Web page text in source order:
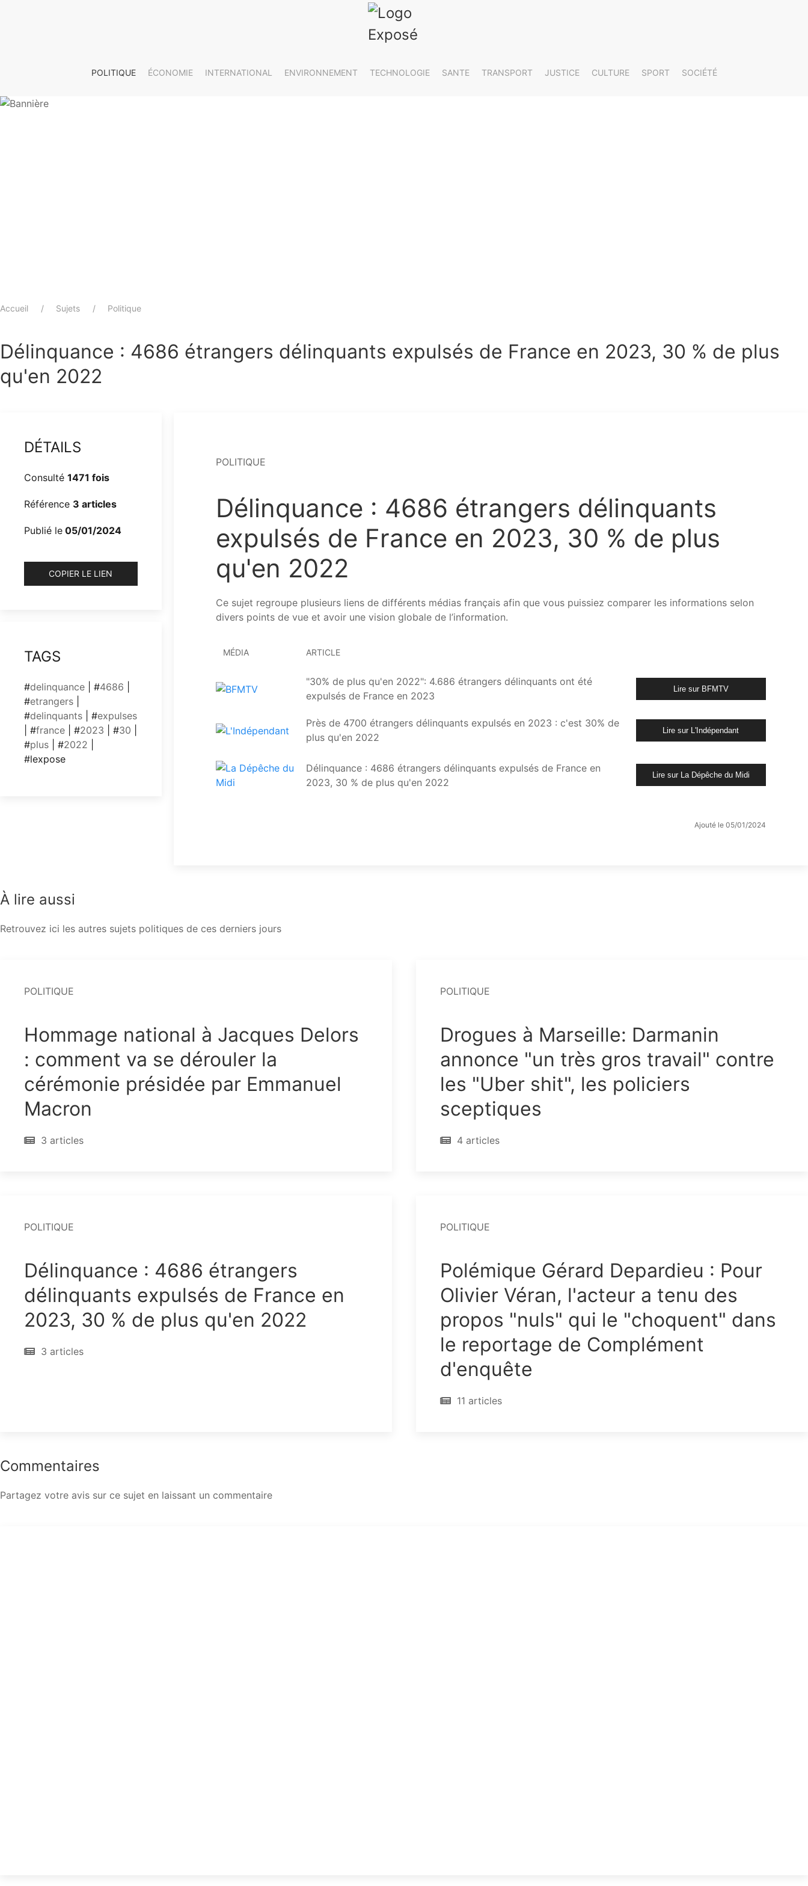
POLITIQUE ÉCONOMIE INTERNATIONAL ENVIRONNEMENT TECHNOLOGIE SANTE TRANSPORT JUSTICE CULTURE SPORT SOCIÉTÉ
Accueil Sujets Politique
Délinquance : 4686 étrangers délinquants expulsés de France en 2023, 30 % de plus
qu'en 2022
DÉTAILS
Consulté 1471 fois
Référence 3 articles
Publié le 05/01/2024
COPIER LE LIEN
TAGS
#delinquance | #4686
#etrangers
#delinquants | #expulses
| #france | #2023 | #30
#plus | #2022
#lexpose
POLITIQUE
Délinquance : 4686 étrangers délinquants
expulsés de France en 2023, 30 % de plus
qu'en 2022
Ce sujet regroupe plusieurs liens de différents médias français afin que vous puissiez comparer les informations selon
divers points de vue et avoir une vision globale de l’information.
MÉDIA ARTICLE
"30% de plus qu'en 2022": 4.686 étrangers délinquants ont été
expulsés de France en 2023
Lire sur BFMTV
Près de 4700 étrangers délinquants expulsés en 2023 : c'est 30% de
plus qu'en 2022
Lire sur L'Indépendant
Délinquance : 4686 étrangers délinquants expulsés de France en
2023, 30 % de plus qu'en 2022
Lire sur La Dépêche du Midi
Ajouté le 05/01/2024
À lire aussi
Retrouvez ici les autres sujets politiques de ces derniers jours
POLITIQUE
Hommage national à Jacques Delors
: comment va se dérouler la
cérémonie présidée par Emmanuel
Macron
3 articles
POLITIQUE
Drogues à Marseille: Darmanin
annonce "un très gros travail" contre
les "Uber shit", les policiers
sceptiques
4 articles
POLITIQUE
Délinquance : 4686 étrangers
délinquants expulsés de France en
2023, 30 % de plus qu'en 2022
3 articles
POLITIQUE
Polémique Gérard Depardieu : Pour
Olivier Véran, l'acteur a tenu des
propos "nuls" qui le "choquent" dans
le reportage de Complément
d'enquête
11 articles
Commentaires
Partagez votre avis sur ce sujet en laissant un commentaire